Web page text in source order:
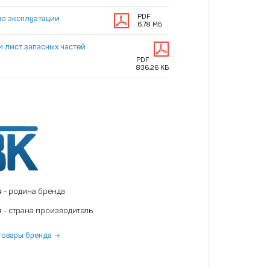
эксплуатации
PDF
6.78 МБ
лист запасных частей
PDF
836.26 КБ
- родина бренда
- страна производитель
бренда